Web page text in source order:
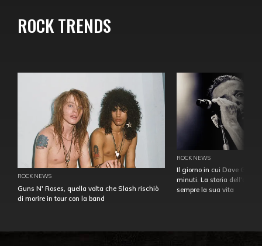
ROCK TRENDS
ROCK NEWS
Guns N' Roses, quella volta che Slash rischiò
di morire in tour con la band
ROCK NEWS
Il giorno in cui Dave
minuti. La storia
sempre la sua vita